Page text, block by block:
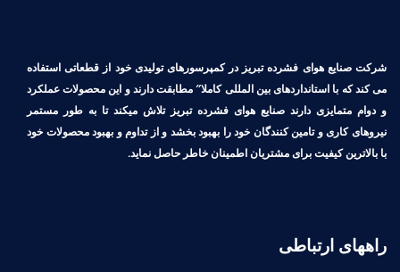
شرکت صنایع هوای فشرده تبریز در کمپرسورهای تولیدی خود از قطعاتی استفاده
می کند که با استانداردهای بین المللی کاملا″ مطابقت دارند و این محصولات عملکرد
و دوام متمایزی دارند صنایع هوای فشرده تبریز تلاش میکند تا به طور مستمر
نیروهای کاری و تامین کنندگان خود را بهبود بخشد و از تداوم و بهبود محصولات خود
با بالاترین کیفیت برای مشتریان اطمینان خاطر حاصل نماید.
راههای ارتباطی